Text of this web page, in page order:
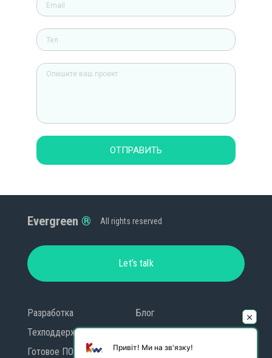
ОТПРАВИТЬ
Evergreen All rights reserved
Let’s talk
Разработка
Техподдержка
Готовое ПО
Блог
GDPR
Привіт! Ми на зв'язку!